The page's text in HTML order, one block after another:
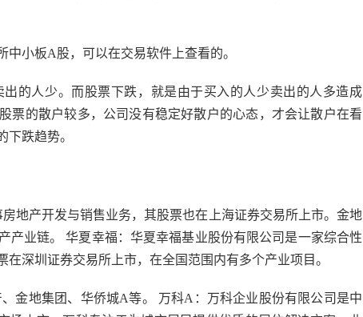
中小板A股，可以在交易软件上查看的。
的人少。而股票下跌，就是由于买入的人少卖出的人多造成
票的散户较多，公司没有稳定好散户的心态，才会让散户在看
跌趋势。
地产开发与销售业务，其股票也在上海证券交易所上市。金地
产业链。 华夏幸福：华夏幸福基业股份有限公司是一家综合性
深圳证券交易所上市，在全国范围内有多个产业项目。
金地集团、华侨城A等。 万科A：万科企业股份有限公司是中